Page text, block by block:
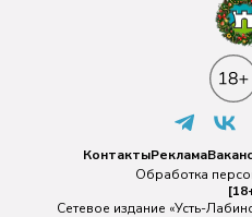
КонтактыРеклама
Обработка
Сетевое издание «Усть-